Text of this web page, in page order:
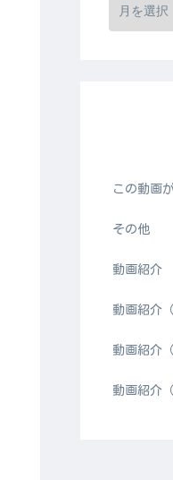
この動画
その他
動画紹介
動画紹介（
動画紹介
動画紹介